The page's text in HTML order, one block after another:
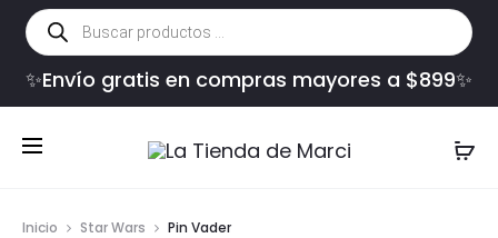
Búsqueda
de
productos
✨Envío gratis en compras mayores a $899✨
Inicio Star Wars Pin Vader